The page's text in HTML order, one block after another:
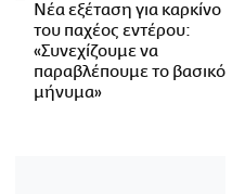
Νέα εξέταση για καρκίνο
του παχέος εντέρου:
«Συνεχίζουμε να
παραβλέπουμε το βασικό
μήνυμα»